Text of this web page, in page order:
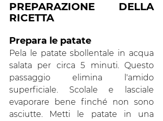
PREPARAZIONE DELLA
RICETTA
Prepara le patate
Pela le patate sbollentale in acqua
salata per circa 5 minuti. Questo
passaggio elimina l'amido
superficiale. Scolale e lasciale
evaporare bene finché non sono
asciutte. Metti le patate in una